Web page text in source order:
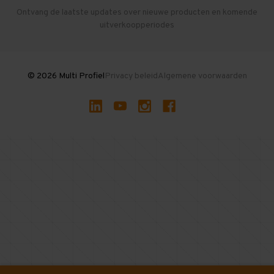
Gebruikte entresolvloeren
Ontvang de laatste updates over nieuwe producten en komende
uitverkoopperiodes
© 2026 Multi ProfielPrivacy beleidAlgemene voorwaarden